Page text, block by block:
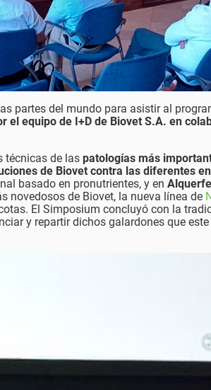
partes del mundo para asistir al
el equipo de I+D de Biovet S.A. en
técnicas de las patologías más
de Biovet contra las diferentes
basado en pronutrientes, y en
novedosos de Biovet, la nueva línea de
El Simposium concluyó con la
y repartir dichos galardones que